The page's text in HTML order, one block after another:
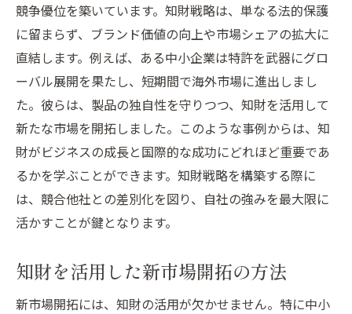
競争優位を築いています。知財戦略は、単なる法的保護
に留まらず、ブランド価値の向上や市場シェアの拡大に
直結します。例えば、ある中小企業は特許を武器にグロ
ーバル展開を果たし、短期間で海外市場に進出しまし
た。彼らは、製品の独自性を守りつつ、知財を活用して
新たな市場を開拓しました。このような事例からは、知
財がビジネスの成長と国際的な成功にどれほど重要であ
るかを学ぶことができます。知財戦略を構築する際に
は、競合他社との差別化を図り、自社の強みを最大限に
活かすことが鍵となります。
知財を活用した新市場開拓の方法
新市場開拓には、知財の活用が欠かせません。特に中小